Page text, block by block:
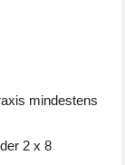
mindestens
2 x 8